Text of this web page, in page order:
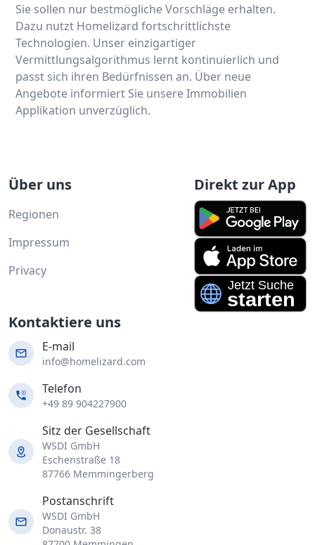
Sie sollen nur bestmögliche Vorschläge erhalten.
Dazu nutzt Homelizard fortschrittlichste
Technologien. Unser einzigartiger
Vermittlungsalgorithmus lernt kontinuierlich und
passt sich ihren Bedürfnissen an. Über neue
Angebote informiert Sie unsere Immobilien
Applikation unverzüglich.
Über uns
Regionen
Impressum
Privacy
Direkt zur App
Kontaktiere uns
E-mail
info@homelizard.com
Telefon
+49 89 904227900
Sitz der Gesellschaft
WSDI GmbH
Eschenstraße 18
87766 Memmingerberg
Postanschrift
WSDI GmbH
Donaustr. 38